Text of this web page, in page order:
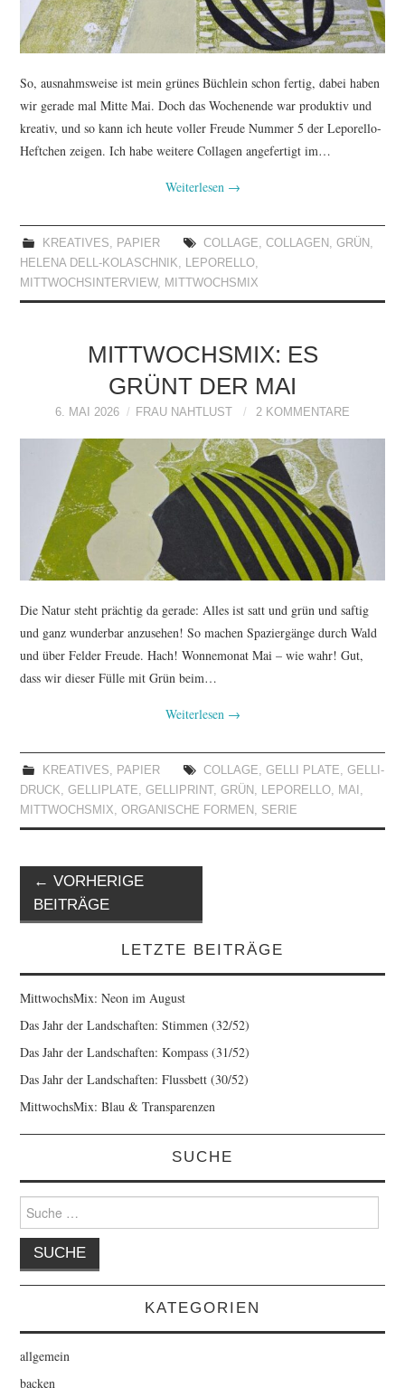
So, ausnahmsweise ist mein grünes Büchlein schon fertig, dabei haben
wir gerade mal Mitte Mai. Doch das Wochenende war produktiv und
kreativ, und so kann ich heute voller Freude Nummer 5 der Leporello-
Heftchen zeigen. Ich habe weitere Collagen angefertigt im…
Weiterlesen →
KREATIVES, PAPIER COLLAGE, COLLAGEN , GRÜN ,
HELENA DELL-KOLASCHNIK, LEPORELLO,
MITTWOCHSINTERVIEW, MITTWOCHSMIX
MITTWOCHSMIX: ES
GRÜNT DER MAI
6. MAI 2026 FRAU NAHTLUST 2 KOMMENTARE
Die Natur steht prächtig da gerade: Alles ist satt und grün und saftig
und ganz wunderbar anzusehen! So machen Spaziergänge durch Wald
und über Felder Freude. Hach! Wonnemonat Mai – wie wahr! Gut,
dass wir dieser Fülle mit Grün beim…
Weiterlesen →
KREATIVES, PAPIER COLLAGE, GELLI PLATE, GELLI-
DRUCK,GELLIPLATE,GELLIPRINT ,GRÜN , LEPORELLO, MAI ,
MITTWOCHSMIX,ORGANISCHE FORMEN , SERIE
Artikel-
Navigation
← VORHERIGE
BEITRÄGE
LETZTE BEITRÄGE
MittwochsMix: Neon im August
Das Jahr der Landschaften: Stimmen (32/52)
Das Jahr der Landschaften: Kompass (31/52)
Das Jahr der Landschaften: Flussbett (30/52)
MittwochsMix: Blau & Transparenzen
SUCHE
Suche
nach:
KATEGORIEN
allgemein
backen